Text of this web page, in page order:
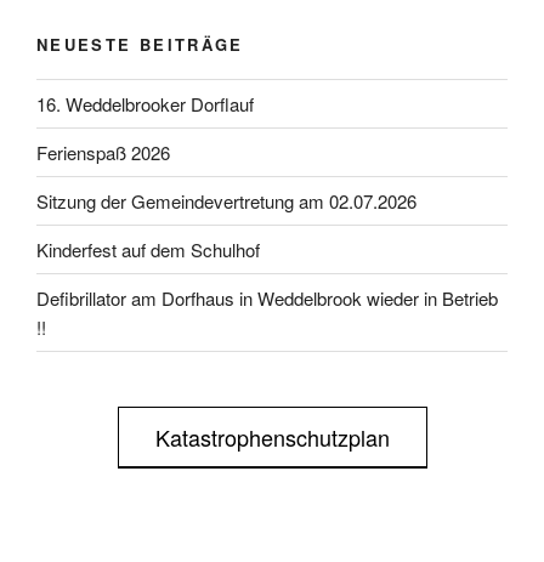
NEUESTE BEITRÄGE
16. Weddelbrooker Dorflauf
Ferienspaß 2026
Sitzung der Gemeindevertretung am 02.07.2026
Kinderfest auf dem Schulhof
Defibrillator am Dorfhaus in Weddelbrook wieder in Betrieb
!!
Katastrophenschutzplan